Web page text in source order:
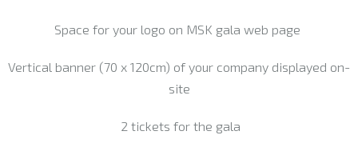
Space for your logo on MSK gala web page
Vertical banner (70 x 120cm) of your company displayed on-
site
2 tickets for the gala